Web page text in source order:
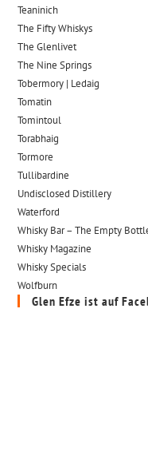
Teaninich
The Fifty Whiskys
The Glenlivet
The Nine Springs
Tobermory | Ledaig
Tomatin
Tomintoul
Torabhaig
Tormore
Tullibardine
Undisclosed Distillery
Waterford
Whisky Bar – The Empty
Whisky Magazine
Whisky Specials
Wolfburn
Glen Efze ist auf